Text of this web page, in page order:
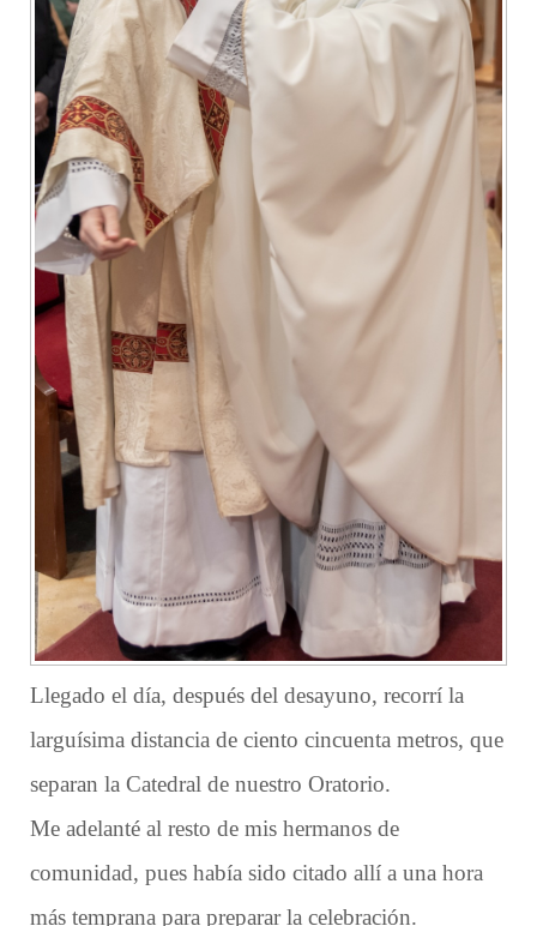
Llegado el día, después del desayuno, recorrí la
larguísima distancia de ciento cincuenta metros, que
separan la Catedral de nuestro Oratorio.
Me adelanté al resto de mis hermanos de
comunidad, pues había sido citado allí a una hora
más temprana para preparar la celebración.